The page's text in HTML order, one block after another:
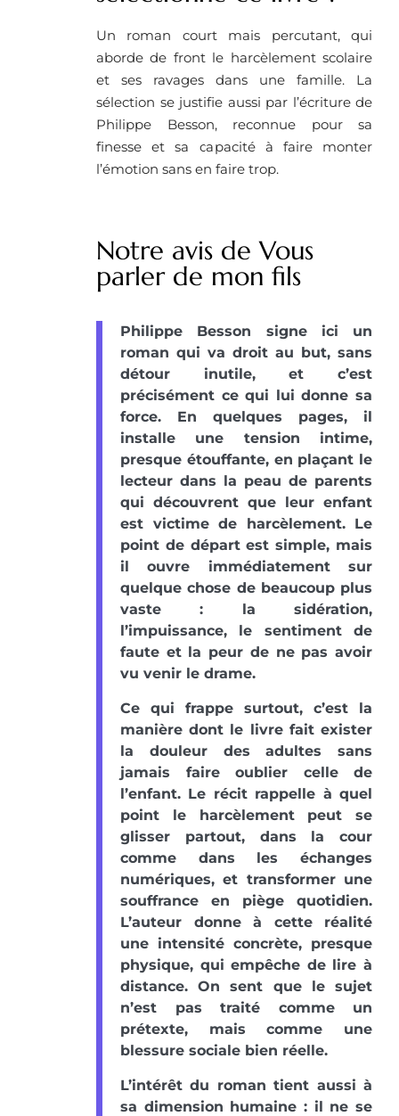
Un roman court mais percutant, qui
aborde de front le harcèlement scolaire
et ses ravages dans une famille. La
sélection se justifie aussi par l’écriture de
Philippe Besson, reconnue pour sa
finesse et sa capacité à faire monter
l’émotion sans en faire trop.
Notre avis de Vous
parler de mon fils
Philippe Besson signe ici un
roman qui va droit au but, sans
détour inutile, et c’est
précisément ce qui lui donne sa
force. En quelques pages, il
installe une tension intime,
presque étouffante, en plaçant le
lecteur dans la peau de parents
qui découvrent que leur enfant
est victime de harcèlement. Le
point de départ est simple, mais
il ouvre immédiatement sur
quelque chose de beaucoup plus
vaste : la sidération,
l’impuissance, le sentiment de
faute et la peur de ne pas avoir
vu venir le drame.
Ce qui frappe surtout, c’est la
manière dont le livre fait exister
la douleur des adultes sans
jamais faire oublier celle de
l’enfant. Le récit rappelle à quel
point le harcèlement peut se
glisser partout, dans la cour
comme dans les échanges
numériques, et transformer une
souffrance en piège quotidien.
L’auteur donne à cette réalité
une intensité concrète, presque
physique, qui empêche de lire à
distance. On sent que le sujet
n’est pas traité comme un
prétexte, mais comme une
blessure sociale bien réelle.
L’intérêt du roman tient aussi à
sa dimension humaine : il ne se